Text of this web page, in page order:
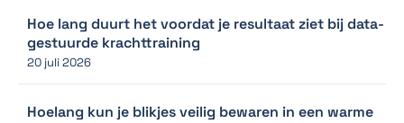
Hoe lang duurt het voordat je resultaat ziet bij data-
gestuurde krachttraining
20 juli 2026
Hoelang kun je blikjes veilig bewaren in een warme